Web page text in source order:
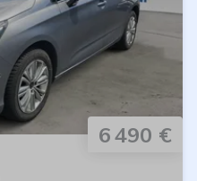
6 490 €